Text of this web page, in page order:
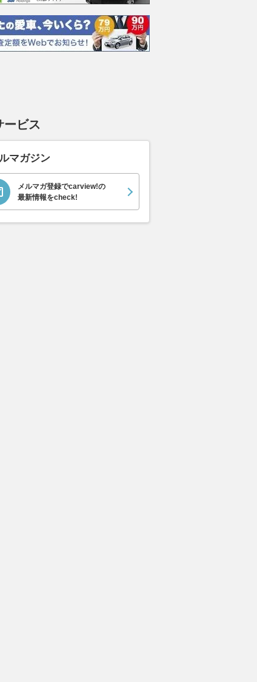
キャン
イプス
アストンマーティン
V8 ヴァンテージ スポ
589.0
898
ービス
マガジン
メルマガ登録でcarview!の
最新情報をcheck!